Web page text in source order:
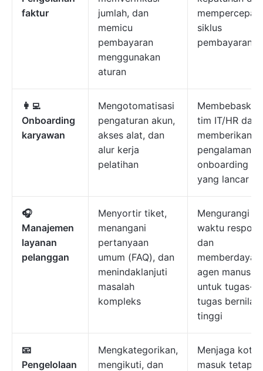
faktur
jumlah, dan
memicu
pembayaran
menggunakan
aturan
mempercepat
siklus
pembayaran
👩‍💻
Onboarding
karyawan
Mengotomatisasi
pengaturan akun,
akses alat, dan
alur kerja
pelatihan
Membebaskan
tim IT/HR dan
memberikan
pengalaman
onboarding
yang lancar
🎧
Manajemen
layanan
pelanggan
Menyortir tiket,
menangani
pertanyaan
umum (FAQ), dan
menindaklanjuti
masalah
kompleks
Mengurangi
waktu respons
dan
agen manusia
untuk tugas-
tugas bernilai
tinggi
📧
Pengelolaan
Mengkategorikan,
mengikuti, dan
Menjaga kotak
masuk tetap